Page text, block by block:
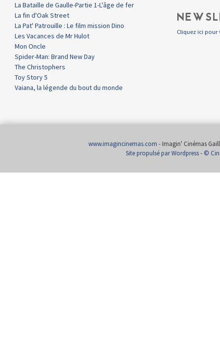
La Bataille de Gaulle-Partie 1-L'âge de fer
La fin d'Oak Street
La Pat' Patrouille : Le film mission Dino
Les Vacances de Mr Hulot
Mon Oncle
Spider-Man: Brand New Day
The Christophers
Toy Story 5
Vaiana, la légende du bout du monde
Cliquez ici pour
www.imagincinemas.com - Imagin' Cinémas
Site propulsé par Wordpress- ©